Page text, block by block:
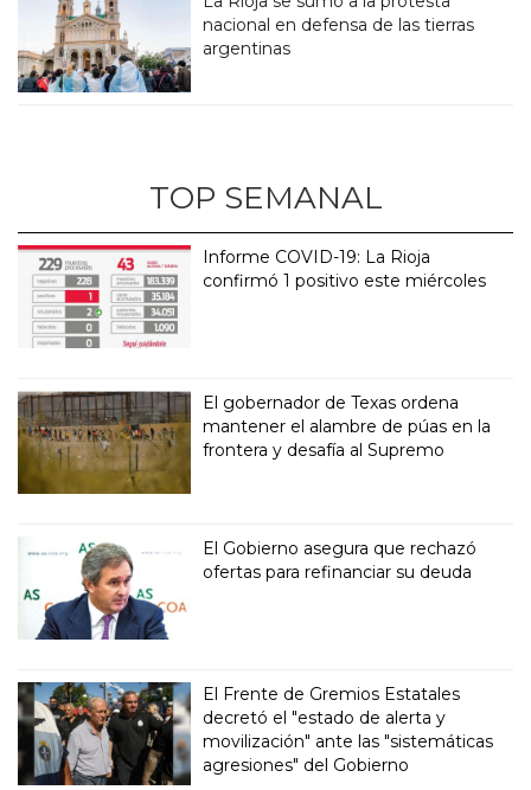
nacional en defensa de las tierras
argentinas
TOP SEMANAL
Informe COVID-19: La Rioja
confirmó 1 positivo este miércoles
El gobernador de Texas ordena
mantener el alambre de púas en la
frontera y desafía al Supremo
El Gobierno asegura que rechazó
ofertas para refinanciar su deuda
El Frente de Gremios Estatales
decretó el "estado de alerta y
movilización" ante las "sistemáticas
agresiones" del Gobierno